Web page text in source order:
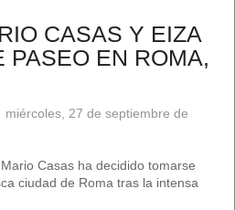
CASAS Y EIZA
PASEO EN ROMA,
miércoles, 27 de septiembre de
Casas ha decidido tomarse
ciudad de Roma tras la intensa